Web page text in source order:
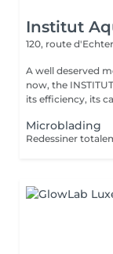
Institut
120, route
A well deserved
now, the
its efficiency, its
Microblading